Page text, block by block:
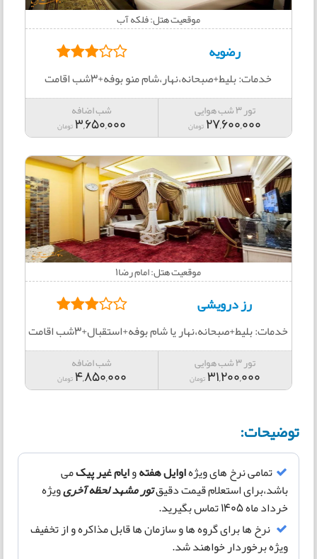
موقعیت هتل: فلکه آب
رضویه
خدمات: بلیط+صبحانه،نهار،شام منو بوفه+3شب اقامت
تور 3 شب هوایی
27,600,000 تومان
شب اضافه
3,650,000تومان
موقعیت هتل: امام رضا1
رز درویشی
خدمات: بلیط+صبحانه،نهار یا شام بوفه+استقبال+3شب اقامت
تور 3 شب هوایی
31,200,000تومان
شب اضافه
4,850,000تومان
توضیحات:
تمامی نرخ های ویژهاوایل هفتهوایام غیر پیکمی
باشد،برای استعلام قیمت دقیقتور مشهد لحظه آخریویژه
خرداد ماه 1405 تماس بگیرید.
نرخ ها برای گروه ها و سازمان ها قابل مذاکره و از تخفیف
ویژه برخوردار خواهند شد.